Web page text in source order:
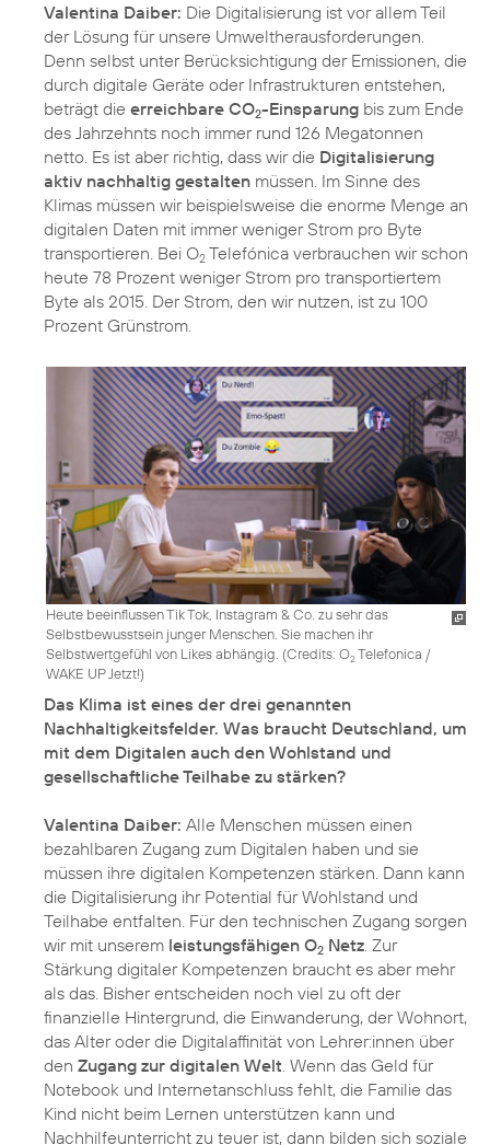
Valentina Daiber: Die Digitalisierung ist vor allem Teil
der Lösung für unsere Umweltherausforderungen.
Denn selbst unter Berücksichtigung der Emissionen, die
durch digitale Geräte oder Infrastrukturen entstehen,
beträgt die erreichbare CO2-Einsparung bis zum Ende
des Jahrzehnts noch immer rund 126 Megatonnen
netto. Es ist aber richtig, dass wir die Digitalisierung
aktiv nachhaltig gestalten müssen. Im Sinne des
Klimas müssen wir beispielsweise die enorme Menge an
digitalen Daten mit immer weniger Strom pro Byte
transportieren. Bei O2 Telefónica verbrauchen wir schon
heute 78 Prozent weniger Strom pro transportiertem
Byte als 2015. Der Strom, den wir nutzen, ist zu 100
Prozent Grünstrom.
Heute beeinflussen Tik Tok, Instagram & Co. zu sehr das
Selbstbewusstsein junger Menschen. Sie machen ihr
Selbstwertgefühl von Likes abhängig. (Credits: O2Telefonica /
WAKE UP Jetzt!)
Das Klima ist eines der drei genannten
Nachhaltigkeitsfelder. Was braucht Deutschland, um
mit dem Digitalen auch den Wohlstand und
gesellschaftliche Teilhabe zu stärken?
Valentina Daiber: Alle Menschen müssen einen
bezahlbaren Zugang zum Digitalen haben und sie
müssen ihre digitalen Kompetenzen stärken. Dann kann
die Digitalisierung ihr Potential für Wohlstand und
Teilhabe entfalten. Für den technischen Zugang sorgen
wir mit unserem leistungsfähigen O2 Netz . Zur
Stärkung digitaler Kompetenzen braucht es aber mehr
als das. Bisher entscheiden noch viel zu oft der
finanzielle Hintergrund, die Einwanderung, der Wohnort,
das Alter oder die Digitalaffinität von Lehrer:innen über
den Zugang zur digitalen Welt . Wenn das Geld für
Notebook und Internetanschluss fehlt, die Familie das
Kind nicht beim Lernen unterstützen kann und
Nachhilfeunterricht zu teuer ist, dann bilden sich soziale